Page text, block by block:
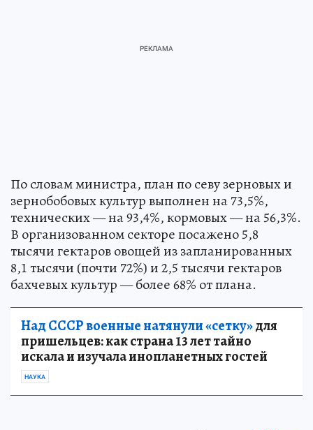
По словам министра, план по севу зерновых и
зернобобовых культур выполнен на 73,5%,
технических — на 93,4%, кормовых — на 56,3%.
В организованном секторе посажено 5,8
тысячи гектаров овощей из запланированных
8,1 тысячи (почти 72%) и 2,5 тысячи гектаров
бахчевых культур — более 68% от плана.
Над СССР военные натянули «сетку»для
пришельцев: как страна 13 лет тайно
искала и изучала инопланетных гостей
НАУКА